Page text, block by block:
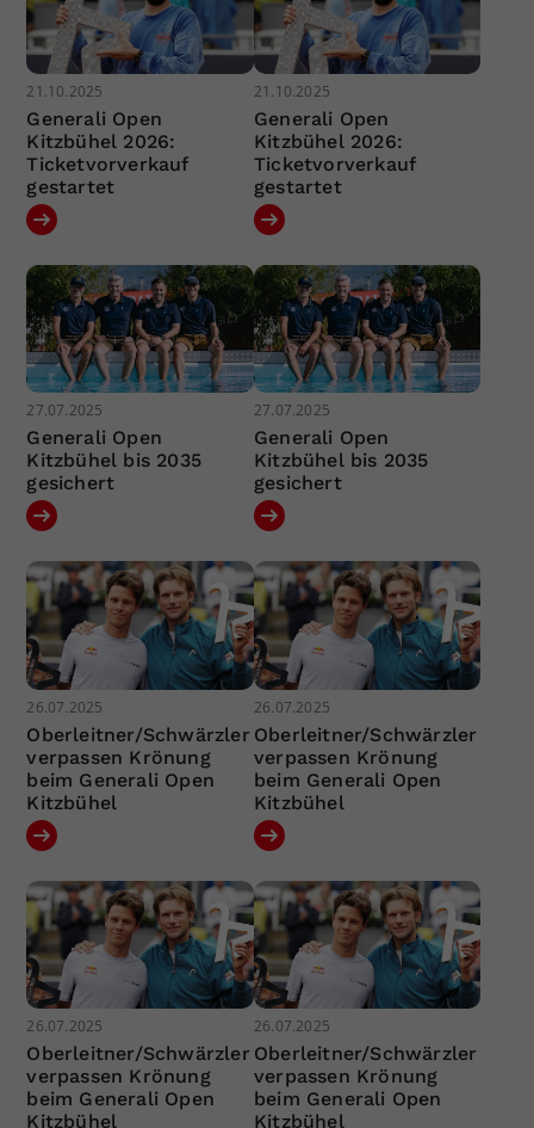
21.10.2025
Generali Open
Kitzbühel 2026:
Ticketvorverkauf
gestartet
21.10.2025
Generali Open
Kitzbühel 2026:
Ticketvorverkauf
gestartet
27.07.2025
Generali Open
Kitzbühel bis 2035
gesichert
27.07.2025
Generali Open
Kitzbühel bis 2035
gesichert
26.07.2025
Oberleitner/Schwärzler
verpassen Krönung
beim Generali Open
Kitzbühel
26.07.2025
Oberleitner/Schwärzler
verpassen Krönung
beim Generali Open
Kitzbühel
26.07.2025
Oberleitner/Schwärzler
verpassen Krönung
beim Generali Open
Kitzbühel
26.07.2025
Oberleitner/Schwärzler
verpassen Krönung
beim Generali Open
Kitzbühel